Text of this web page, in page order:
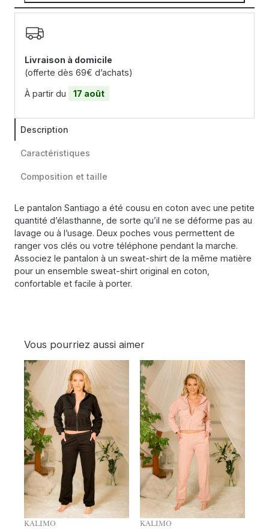
Livraison à domicile
(offerte dès 69€ d’achats)
À partir du 17 août
Description
Caractéristiques
Composition et taille
Le pantalon Santiago a été cousu en coton avec une petite
quantité d’élasthanne, de sorte qu’il ne se déforme pas au
lavage ou à l’usage. Deux poches vous permettent de
ranger vos clés ou votre téléphone pendant la marche.
Associez le pantalon à un sweat-shirt de la même matière
pour un ensemble sweat-shirt original en coton,
confortable et facile à porter.
Vous pourriez aussi aimer
KALIMO KALIMO